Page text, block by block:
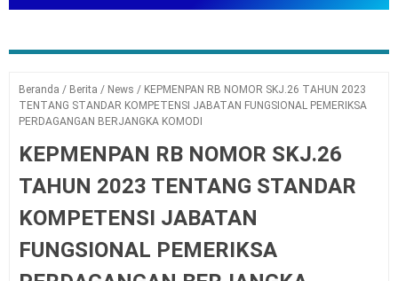
Beranda / Berita / News / KEPMENPAN RB NOMOR SKJ.26 TAHUN 2023
TENTANG STANDAR KOMPETENSI JABATAN FUNGSIONAL PEMERIKSA
PERDAGANGAN BERJANGKA KOMODI
KEPMENPAN RB NOMOR SKJ.26
TAHUN 2023 TENTANG STANDAR
KOMPETENSI JABATAN
FUNGSIONAL PEMERIKSA